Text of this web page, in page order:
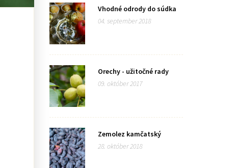
Vhodné odrody do súdka
04. september 2018
Orechy - užitočné rady
09. október 2017
Zemolez kamčatský
28. október 2018